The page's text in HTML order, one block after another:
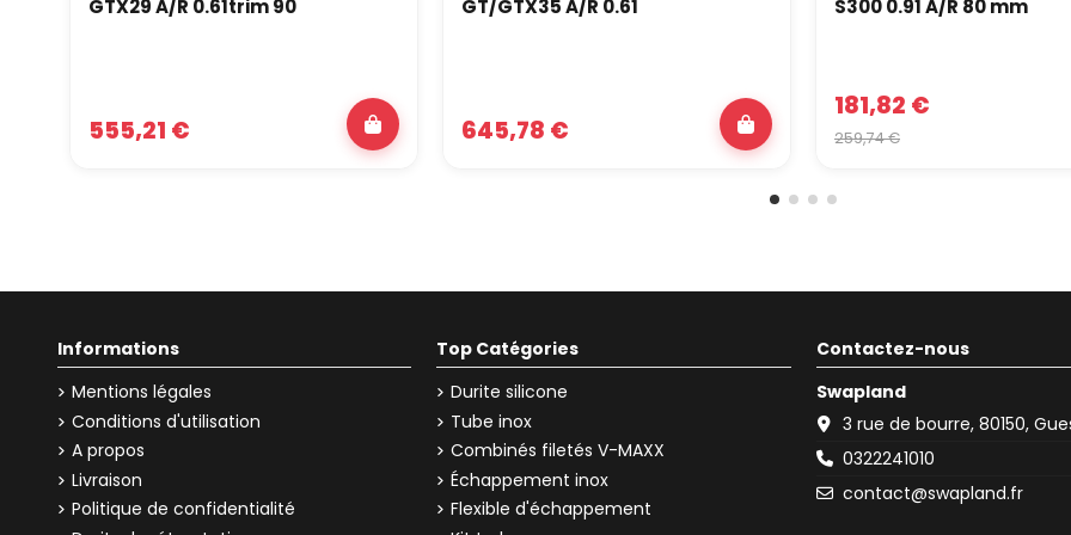
GTX29 A/R 0.61trim 90
555,21 €
GT/GTX35 A/R 0.61
645,78 €
S300 0.91 A/R 80 mm
181,82 €
259,74 €
Informations
Mentions légales
Conditions d'utilisation
A propos
Livraison
Politique de confidentialité
Top Catégories
Durite silicone
Tube inox
Combinés filetés V-MAXX
Échappement inox
Flexible d'échappement
Contactez-nous
Swapland
3 rue de bourre, 80150,
0322241010
contact@swapland.fr